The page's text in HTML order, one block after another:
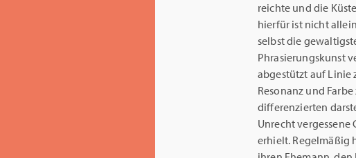
reichte und die
hierfür ist nicht
selbst die
Phrasierungskunst
abgestützt auf Linie
Resonanz und
differenzierten
Unrecht
erhielt. Regelmäßig